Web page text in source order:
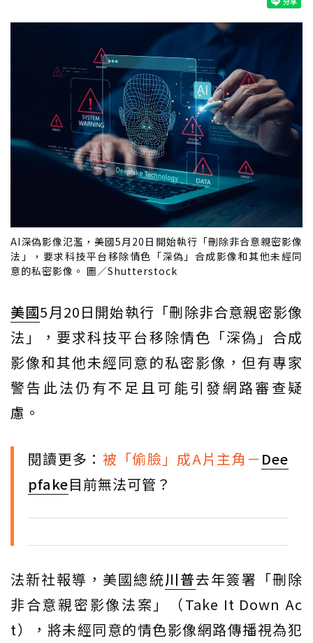
AI深偽影像氾濫，美國5月20日開始執行「刪除非合意親密影像
法」，要求科技平台移除情色「深偽」合成影像和其他未經同
意的私密影像。 圖／Shutterstock
美國5月20日開始執行「刪除非合意親密影像
法」，要求科技平台移除情色「深偽」合成
影像和其他未經同意的私密影像，但有專家
警告此法仍有不足且可能引發網路審查疑
慮。
閱讀更多： 被「偷臉」成A片主角－Dee
pfake目前無法可管？
法新社報導，美國總統川普去年簽署「刪除
非合意親密影像法案」（Take It Down Ac
t），將未經同意的情色影像網路傳播視為犯